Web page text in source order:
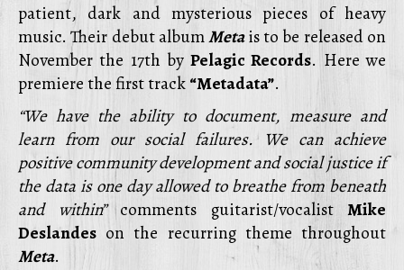
patient, dark and mysterious pieces of heavy
music. Their debut albumMetais to be released on
November the 17th byPelagic Records. Here we
premiere the first track“Metadata”.
“We have the ability to document, measure and
learn from our social failures. We can achieve
positive community development and social justice if
the data is one day allowed to breathe from beneath
and within”comments guitarist/vocalist Mike
Deslandes on the recurring theme throughout
Meta.